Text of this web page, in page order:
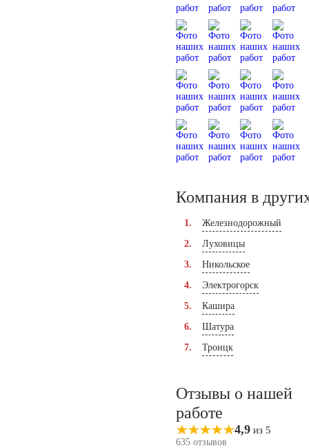
Компания в
Железнодорожный
Луховицы
Никольское
Электрогорск
Кашира
Шатура
Троицк
Отзывы о нашей
работе
4,9 из 5
635 отзывов